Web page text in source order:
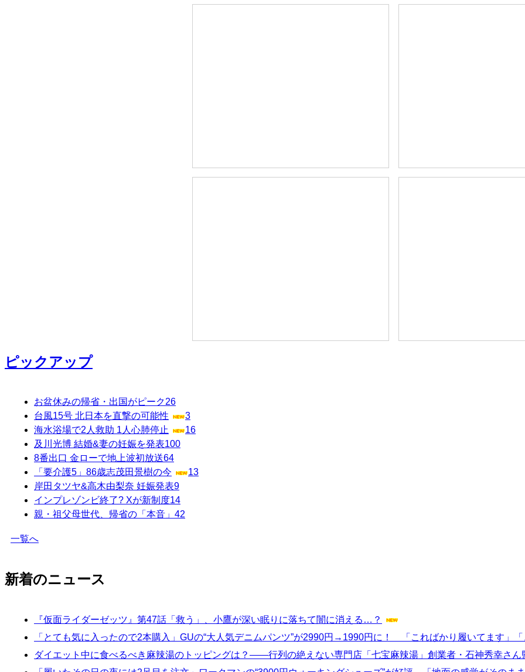
ピックアップ
お盆休みの帰省・出国がピーク26
台風15号 北日本を直撃の可能性
3
海水浴場で2人救助 1人心肺停止
16
及川光博 結婚&妻の妊娠を発表100
8番出口 金ローで地上波初放送64
「要介護5」86歳志茂田景樹の今
13
岸田タツヤ&高木由梨奈 妊娠発表9
インプレゾンビ終了? Xが新制度14
親・祖父母世代、帰省の「本音」 42
一覧へ
新着のニュース
『仮面ライダーゼッツ』第47話「救う」、小鷹が深い眠りに落ちて闇に消える…？
「とても気に入ったので2本購入」GUの“大人気デニムパンツ”が2990円→1990円に！ 「こればかり履いてます」
ダイエット中に食べるべき麻辣湯のトッピングは？——行列の絶えない専門店「七宝麻辣湯」創業者・石神秀幸さん